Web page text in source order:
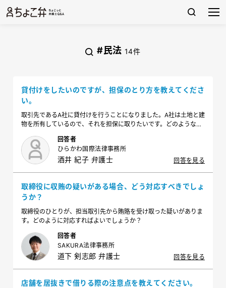
#民法 14件
貸付けをしたいのですが、担保のとり方を教えてくださ
い。
取引先であるA社に貸付けを行うことになりました。A社は土地と建
物を所有しているので、それを担保に取りたいです。どのような方
回答者
ひらかわ国際法律事務所
酒井 紀子 弁護士 回答を見る
取締役に収賄の疑いがある場合、どう対応すべきでしょ
うか？
取締役のひとりが、担当取引先から賄賂を受け取った疑いがありま
す。どのように対応すればよいでしょうか？
回答者
SAKURA法律事務所
道下 剣志郎 弁護士 回答を見る
店舗を居抜きで借りる際の注意点を教えてください。